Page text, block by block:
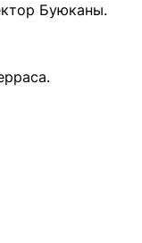
Буюканы.